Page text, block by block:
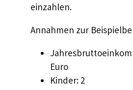
einzahlen.
Annahmen zur
Euro
Kinder: 2